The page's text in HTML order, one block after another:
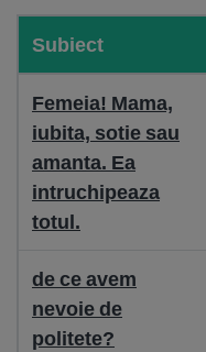
Subiect
Femeia! Mama,
iubita, sotie sau
amanta. Ea
intruchipeaza
totul.
de ce avem
nevoie de
politete?